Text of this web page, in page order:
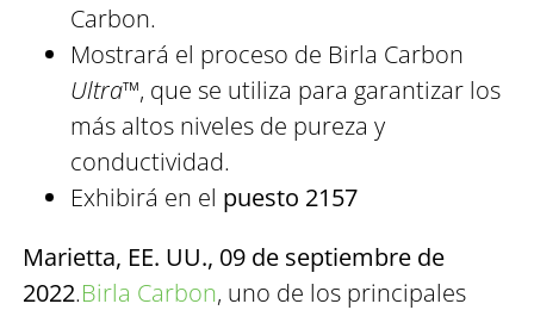
Carbon.
Mostrará el proceso de Birla Carbon
Ultra™, que se utiliza para garantizar los
más altos niveles de pureza y
conductividad.
Exhibirá en el puesto 2157
Marietta, EE. UU., 09 de septiembre de
2022.Birla Carbon, uno de los principales